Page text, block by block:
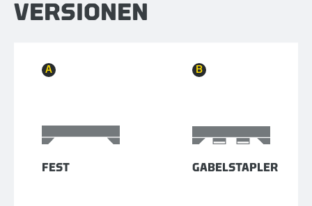
VERSIONEN
A
FEST
B
GABELSTAPLER